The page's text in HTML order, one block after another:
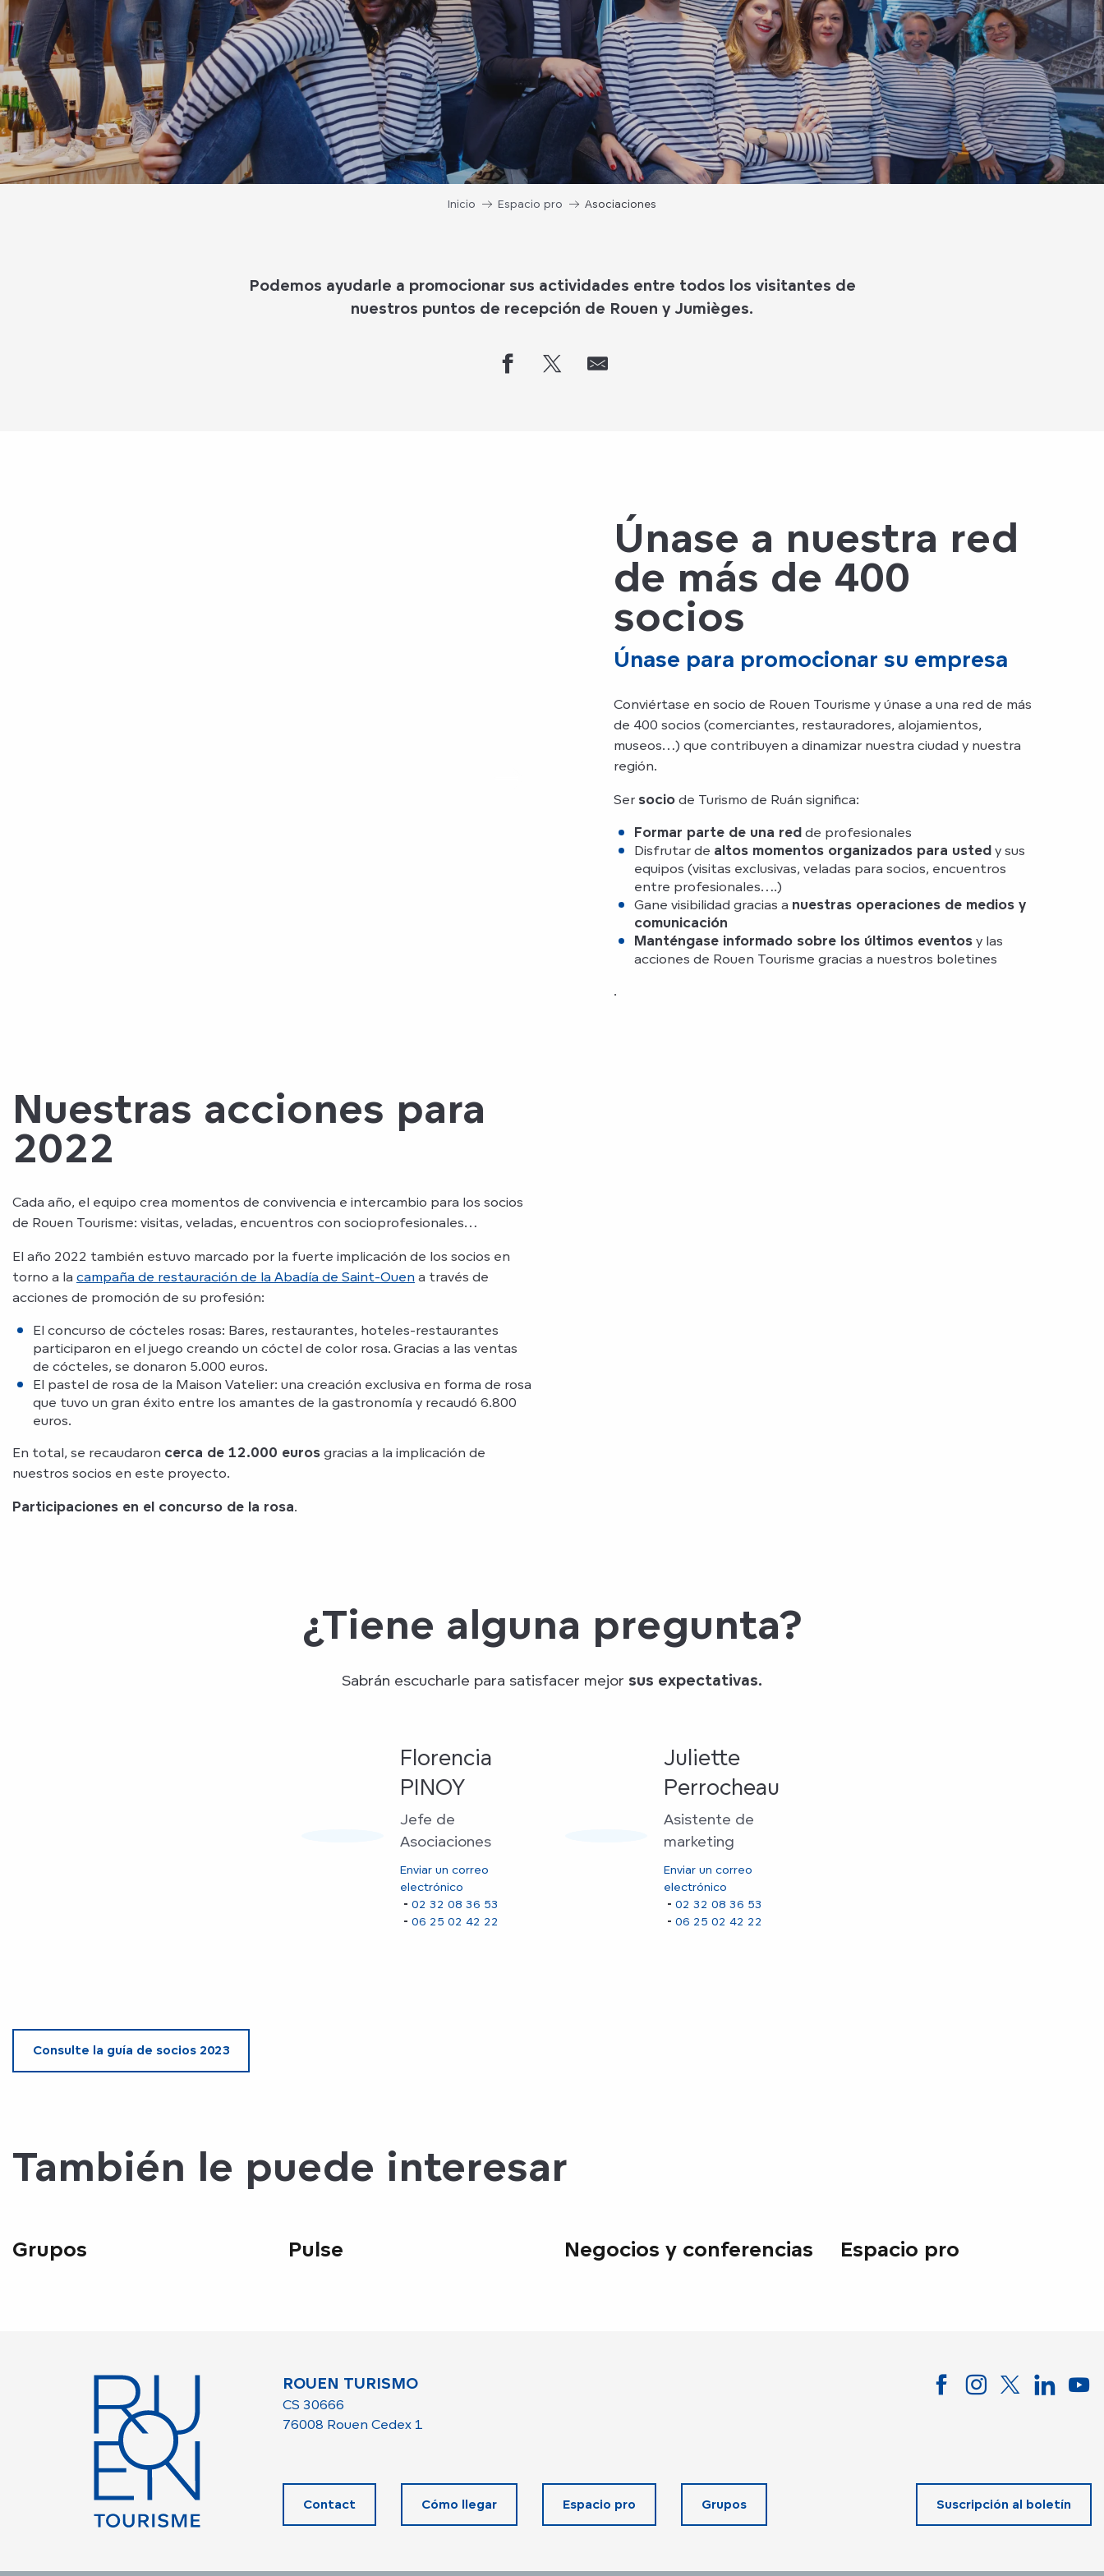
Inicio Espacio pro Asociaciones
Podemos ayudarle a promocionar sus actividades entre todos los visitantes de
nuestros puntos de recepción de Rouen y Jumièges.
Únase a nuestra red
de más de 400
socios
Únase para promocionar su empresa
Conviértase en socio de Rouen Tourisme y únase a una red de más
de 400 socios (comerciantes, restauradores, alojamientos,
museos…) que contribuyen a dinamizar nuestra ciudad y nuestra
región.
Ser socio de Turismo de Ruán significa:
Formar parte de una redde profesionales
Disfrutar de altos momentos organizados para ustedy sus
equipos (visitas exclusivas, veladas para socios, encuentros
entre profesionales….)
Gane visibilidad gracias a nuestras operaciones de medios y
comunicación
Manténgase informado sobre los últimos eventosy las
acciones de Rouen Tourisme gracias a nuestros boletines
.
Nuestras acciones para
2022
Cada año, el equipo crea momentos de convivencia e intercambio para los socios
de Rouen Tourisme: visitas, veladas, encuentros con socioprofesionales…
El año 2022 también estuvo marcado por la fuerte implicación de los socios en
torno a la campaña de restauración de la Abadía de Saint-Ouen a través de
acciones de promoción de su profesión:
El concurso de cócteles rosas: Bares, restaurantes, hoteles-restaurantes
participaron en el juego creando un cóctel de color rosa. Gracias a las ventas
de cócteles, se donaron 5.000 euros.
El pastel de rosa de la Maison Vatelier: una creación exclusiva en forma de rosa
que tuvo un gran éxito entre los amantes de la gastronomía y recaudó 6.800
euros.
En total, se recaudaron cerca de 12.000 euros gracias a la implicación de
nuestros socios en este proyecto.
Participaciones en el concurso de la rosa.
¿Tiene alguna pregunta?
Sabrán escucharle para satisfacer mejor sus expectativas.
Florencia
PINOY
Jefe de
Asociaciones
Enviar un correo
electrónico
02 32 08 36 53
06 25 02 42 22
Juliette
Perrocheau
Asistente de
marketing
Enviar un correo
electrónico
02 32 08 36 53
06 25 02 42 22
Consulte la guía de socios 2023
También le puede interesar
Grupos Pulse Negocios y conferencias Espacio pro
ROUEN TURISMO
CS 30666
76008 Rouen Cedex 1
Contact Cómo llegar Espacio pro Grupos Suscripción al boletín